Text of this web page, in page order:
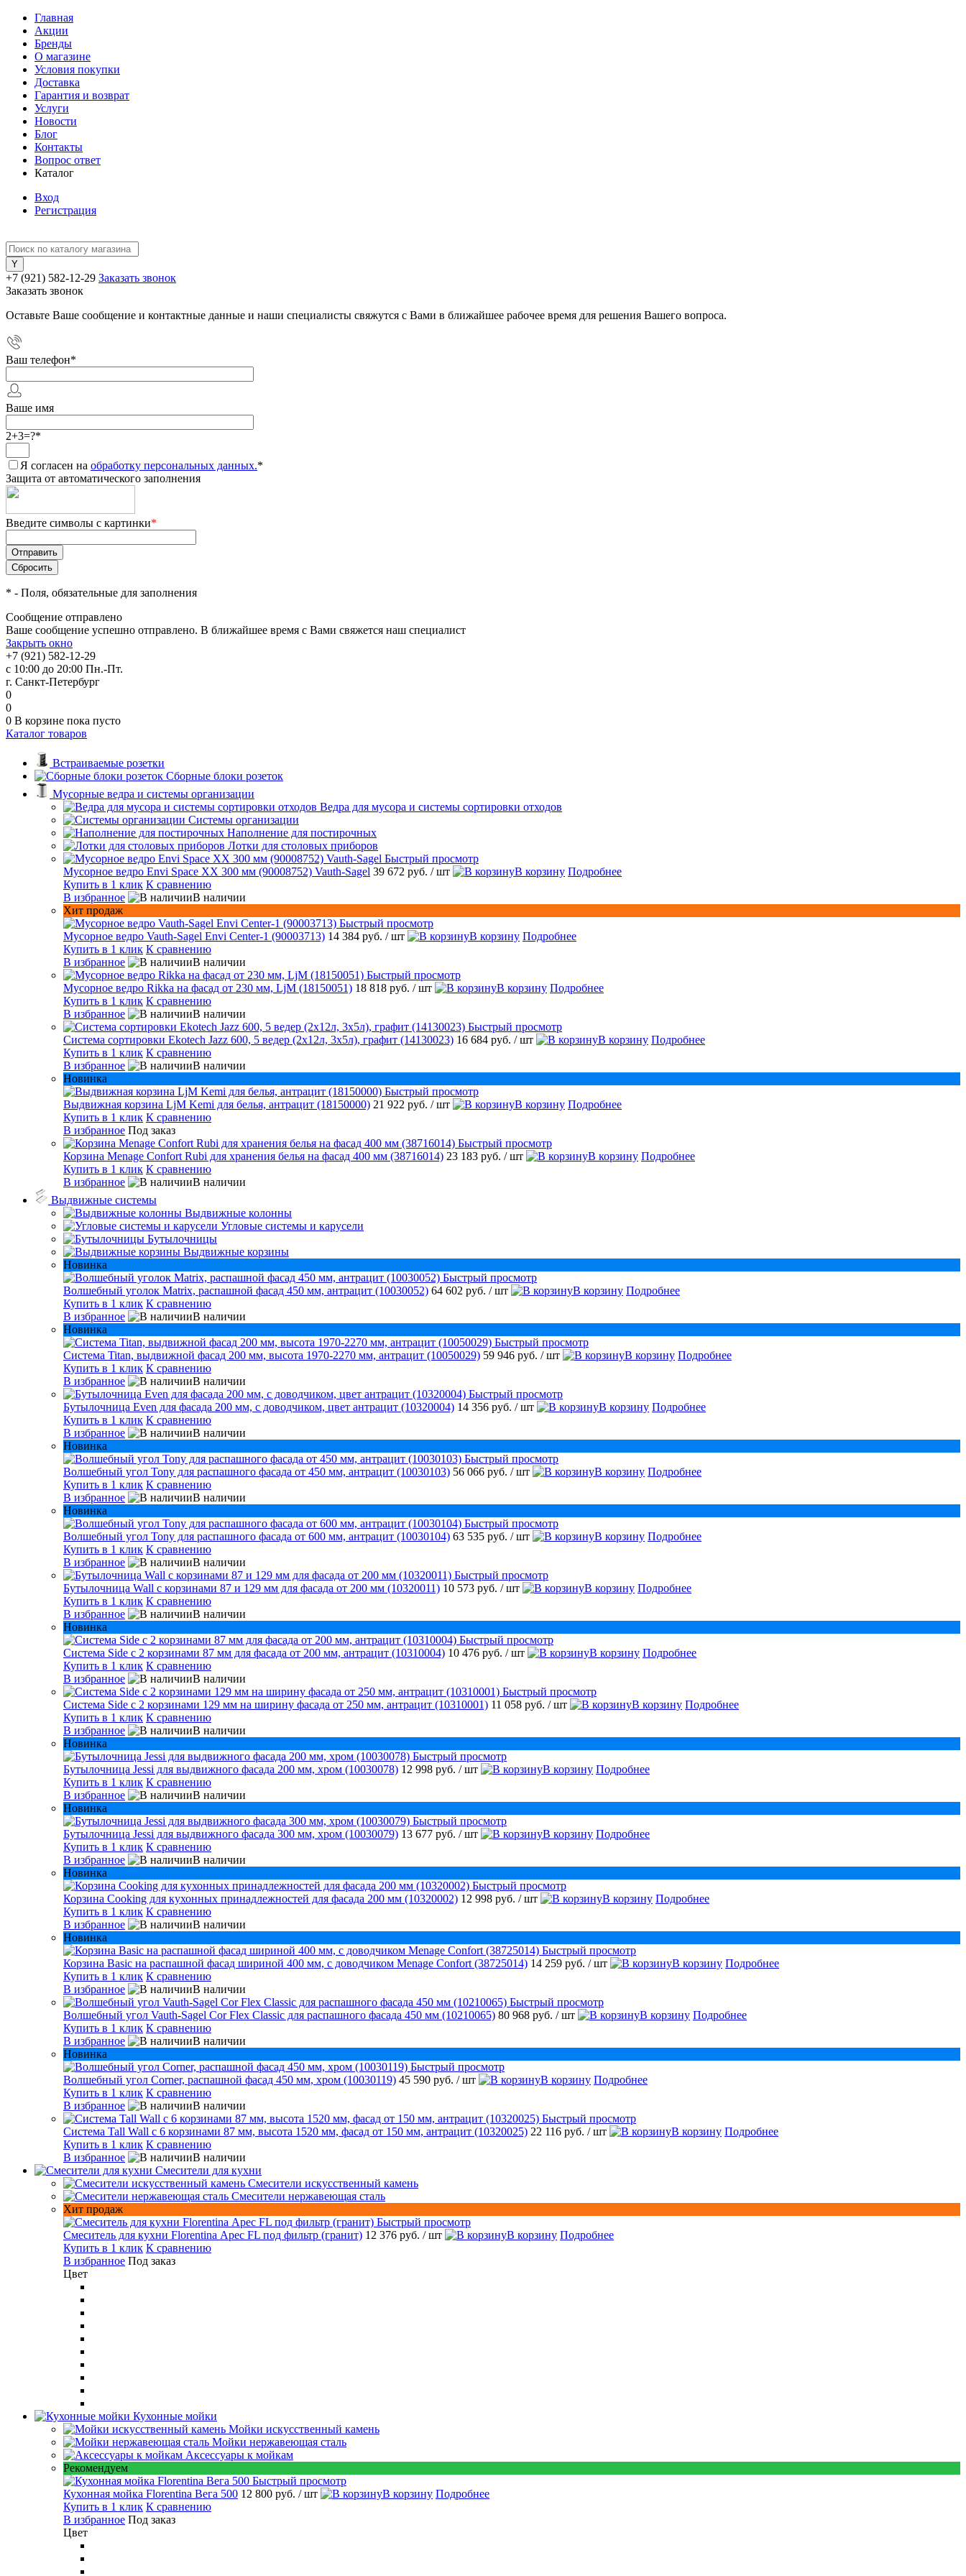
Главная
Акции
Бренды
О магазине
Условия покупки
Доставка
Гарантия и возврат
Услуги
Новости
Блог
Контакты
Вопрос ответ
Каталог
Вход
Регистрация
+7 (921) 582-12-29 Заказать звонок
Заказать звонок
Оставьте Ваше сообщение и контактные данные и наши специалисты свяжутся с Вами в ближайшее рабочее время для решения Вашего вопроса.
Ваш телефон*
Ваше имя
2+3=?*
Я согласен на обработку персональных данных.*
Защита от автоматического заполнения
Введите символы с картинки*
* - Поля, обязательные для заполнения
Сообщение отправлено
Ваше сообщение успешно отправлено. В ближайшее время с Вами свяжется наш специалист
Закрыть окно
+7 (921) 582-12-29
с 10:00 до 20:00 Пн.-Пт.
г. Санкт-Петербург
0
0
0 В корзине пока пусто
Каталог товаров
Встраиваемые розетки
Сборные блоки розеток
Мусорные ведра и системы организации
Ведра для мусора и системы сортировки отходов
Системы организации
Наполнение для постирочных
Лотки для столовых приборов
Быстрый просмотр
Мусорное ведро Envi Space XX 300 мм (90008752) Vauth-Sagel 39 672 руб. / шт В корзину Подробнее
Купить в 1 клик К сравнению
В избранное
В наличии
Хит продаж
Быстрый просмотр
Мусорное ведро Vauth-Sagel Envi Center-1 (90003713) 14 384 руб. / шт В корзину Подробнее
Купить в 1 клик К сравнению
В избранное
В наличии
Быстрый просмотр
Мусорное ведро Rikka на фасад от 230 мм, LjM (18150051) 18 818 руб. / шт В корзину Подробнее
Купить в 1 клик К сравнению
В избранное
В наличии
Быстрый просмотр
Система сортировки Ekotech Jazz 600, 5 ведер (2х12л, 3х5л), графит (14130023) 16 684 руб. / шт В корзину Подробнее
Купить в 1 клик К сравнению
В избранное
В наличии
Новинка
Быстрый просмотр
Выдвижная корзина LjM Kemi для белья, антрацит (18150000) 21 922 руб. / шт В корзину Подробнее
Купить в 1 клик К сравнению
В избранное Под заказ
Быстрый просмотр
Корзина Menage Confort Rubi для хранения белья на фасад 400 мм (38716014) 23 183 руб. / шт В корзину Подробнее
Купить в 1 клик К сравнению
В избранное
В наличии
Выдвижные системы
Выдвижные колонны
Угловые системы и карусели
Бутылочницы
Выдвижные корзины
Новинка
Быстрый просмотр
Волшебный уголок Matrix, распашной фасад 450 мм, антрацит (10030052) 64 602 руб. / шт В корзину Подробнее
Купить в 1 клик К сравнению
В избранное
В наличии
Новинка
Быстрый просмотр
Система Titan, выдвижной фасад 200 мм, высота 1970-2270 мм, антрацит (10050029) 59 946 руб. / шт В корзину Подробнее
Купить в 1 клик К сравнению
В избранное
В наличии
Быстрый просмотр
Бутылочница Even для фасада 200 мм, с доводчиком, цвет антрацит (10320004) 14 356 руб. / шт В корзину Подробнее
Купить в 1 клик К сравнению
В избранное
В наличии
Новинка
Быстрый просмотр
Волшебный угол Tony для распашного фасада от 450 мм, антрацит (10030103) 56 066 руб. / шт В корзину Подробнее
Купить в 1 клик К сравнению
В избранное
В наличии
Новинка
Быстрый просмотр
Волшебный угол Tony для распашного фасада от 600 мм, антрацит (10030104) 63 535 руб. / шт В корзину Подробнее
Купить в 1 клик К сравнению
В избранное
В наличии
Быстрый просмотр
Бутылочница Wall с корзинами 87 и 129 мм для фасада от 200 мм (10320011) 10 573 руб. / шт В корзину Подробнее
Купить в 1 клик К сравнению
В избранное
В наличии
Новинка
Быстрый просмотр
Система Side с 2 корзинами 87 мм для фасада от 200 мм, антрацит (10310004) 10 476 руб. / шт В корзину Подробнее
Купить в 1 клик К сравнению
В избранное
В наличии
Быстрый просмотр
Система Side c 2 корзинами 129 мм на ширину фасада от 250 мм, антрацит (10310001) 11 058 руб. / шт В корзину Подробнее
Купить в 1 клик К сравнению
В избранное
В наличии
Новинка
Быстрый просмотр
Бутылочница Jessi для выдвижного фасада 200 мм, хром (10030078) 12 998 руб. / шт В корзину Подробнее
Купить в 1 клик К сравнению
В избранное
В наличии
Новинка
Быстрый просмотр
Бутылочница Jessi для выдвижного фасада 300 мм, хром (10030079) 13 677 руб. / шт В корзину Подробнее
Купить в 1 клик К сравнению
В избранное
В наличии
Новинка
Быстрый просмотр
Корзина Cooking для кухонных принадлежностей для фасада 200 мм (10320002) 12 998 руб. / шт В корзину Подробнее
Купить в 1 клик К сравнению
В избранное
В наличии
Новинка
Быстрый просмотр
Корзина Basic на распашной фасад шириной 400 мм, с доводчиком Menage Confort (38725014) 14 259 руб. / шт В корзину Подробнее
Купить в 1 клик К сравнению
В избранное
В наличии
Быстрый просмотр
Волшебный угол Vauth-Sagel Cor Flex Classic для распашного фасада 450 мм (10210065) 80 968 руб. / шт В корзину Подробнее
Купить в 1 клик К сравнению
В избранное
В наличии
Новинка
Быстрый просмотр
Волшебный угол Corner, распашной фасад 450 мм, хром (10030119) 45 590 руб. / шт В корзину Подробнее
Купить в 1 клик К сравнению
В избранное
В наличии
Быстрый просмотр
Система Tall Wall с 6 корзинами 87 мм, высота 1520 мм, фасад от 150 мм, антрацит (10320025) 22 116 руб. / шт В корзину Подробнее
Купить в 1 клик К сравнению
В избранное
В наличии
Смесители для кухни
Смесители искусственный камень
Смесители нержавеющая сталь
Хит продаж
Быстрый просмотр
Смеситель для кухни Florentina Арес FL под фильтр (гранит) 12 376 руб. / шт В корзину Подробнее
Купить в 1 клик К сравнению
В избранное Под заказ
Цвет
Кухонные мойки
Мойки искусственный камень
Мойки нержавеющая сталь
Аксессуары к мойкам
Рекомендуем
Быстрый просмотр
Кухонная мойка Florentina Вега 500 12 800 руб. / шт В корзину Подробнее
Купить в 1 клик К сравнению
В избранное Под заказ
Цвет